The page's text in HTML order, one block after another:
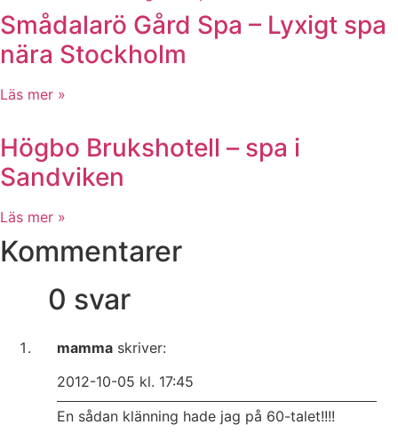
Smådalarö Gård Spa – Lyxigt spa
nära Stockholm
Läs mer »
Högbo Brukshotell – spa i
Sandviken
Läs mer »
Kommentarer
0 svar
mamma skriver:
2012-10-05 kl. 17:45
En sådan klänning hade jag på 60-talet!!!!